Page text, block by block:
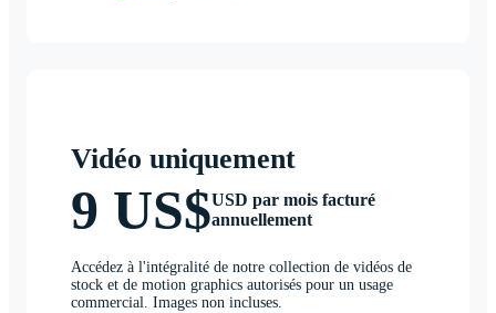
Vidéo uniquement
9 US$USD par mois facturé
annuellement
Accédez à l'intégralité de notre collection de vidéos de
stock et de motion graphics autorisés pour un usage
commercial. Images non incluses.